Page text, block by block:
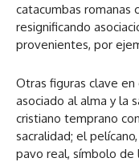
catacumbas romanas
resignificando
provenientes, por
Otras figuras clave
asociado al alma y la
cristiano temprano
sacralidad; el
pavo real, símbolo de